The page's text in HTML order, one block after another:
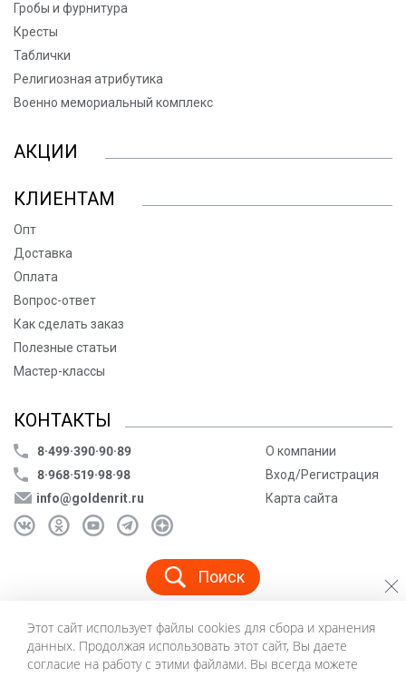
Гробы и фурнитура
Кресты
Таблички
Религиозная атрибутика
Военно мемориальный комплекс
АКЦИИ
КЛИЕНТАМ
Опт
Доставка
Оплата
Вопрос-ответ
Как сделать заказ
Полезные статьи
Мастер-классы
КОНТАКТЫ
8·499·390·90·89
8·968·519·98·98
info@goldenrit.ru
О компании
Вход/Регистрация
Карта сайта
Поиск
© ООО «Голденрит», 2005-2026
Этот сайт использует файлы cookies для сбора и хранения
данных. Продолжая использовать этот сайт, Вы даете
согласие на работу с этими файлами. Вы всегда можете